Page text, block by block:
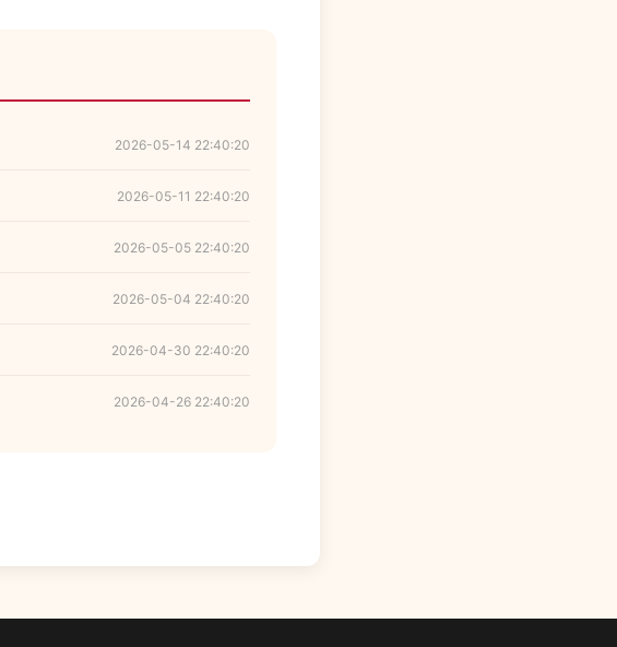
2026-05-14 22:40:20
2026-05-11 22:40:20
2026-05-05 22:40:20
2026-05-04 22:40:20
2026-04-30 22:40:20
2026-04-26 22:40:20